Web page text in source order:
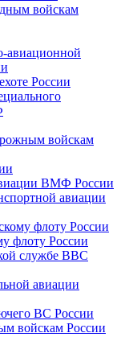
войскам
авиационной
России
войскам
ВМФ России
авиации
флоту России
флоту России
службе ВВС
авиации
ВС России
войскам России